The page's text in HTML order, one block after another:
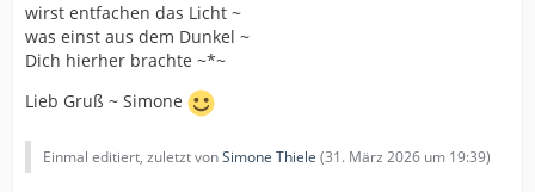
wirst entfachen das Licht ~
was einst aus dem Dunkel ~
Dich hierher brachte ~*~
Lieb Gruß ~ Simone
Einmal editiert, zuletzt vonSimone Thiele (31. März 2026 um 19:39)